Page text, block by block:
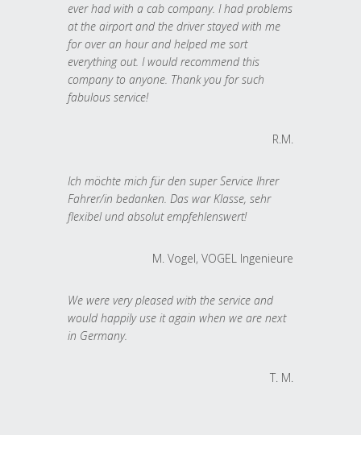
ever had with a cab company. I had problems
at the airport and the driver stayed with me
for over an hour and helped me sort
everything out. I would recommend this
company to anyone. Thank you for such
fabulous service!
R.M.
Ich möchte mich für den super Service Ihrer
Fahrer/in bedanken. Das war Klasse, sehr
flexibel und absolut empfehlenswert!
M. Vogel, VOGEL Ingenieure
We were very pleased with the service and
would happily use it again when we are next
in Germany.
T. M.